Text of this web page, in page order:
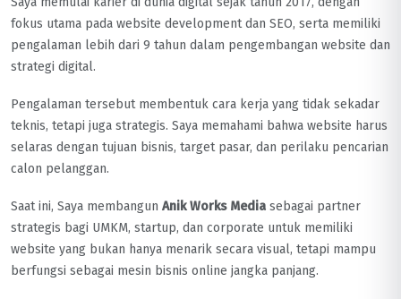
fokus utama pada website development dan SEO, serta memiliki
pengalaman lebih dari 9 tahun dalam pengembangan website dan
strategi digital.
Pengalaman tersebut membentuk cara kerja yang tidak sekadar
teknis, tetapi juga strategis. Saya memahami bahwa website harus
selaras dengan tujuan bisnis, target pasar, dan perilaku pencarian
calon pelanggan.
Saat ini, Saya membangun Anik Works Media sebagai partner
strategis bagi UMKM, startup, dan corporate untuk memiliki
website yang bukan hanya menarik secara visual, tetapi mampu
berfungsi sebagai mesin bisnis online jangka panjang.